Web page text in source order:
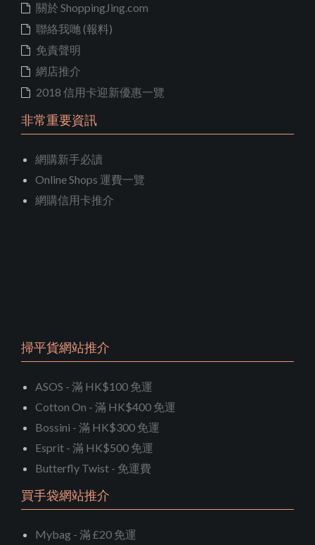
關於 ShoppingJing.com
聯絡我哋 (報料)
免責聲明
網店推介
2018 信用卡迎新優惠一覽
非常重要資訊
網購新手必讀
Online Shops 運費一覽
網購信用卡推介
掃平貨網站推介
ASOS - 滿 HK$100 免運
Cotton On - 滿 HK$400 免運
Bossini - 滿 HK$300 免運
Esprit - 滿 HK$500 免運
Butterfly Twist - 免運費
買手袋網站推介
Mybag - 滿 £20 免運